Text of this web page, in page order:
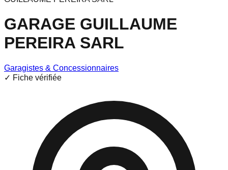
GARAGE GUILLAUME
PEREIRA SARL
Garagistes & Concessionnaires
✓ Fiche vérifiée